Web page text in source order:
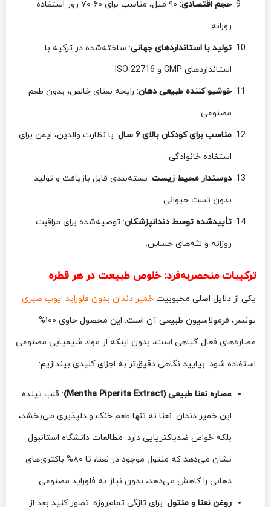
حجم اقتصادی
: ۹۰ میل، مناسب برای ۶۰-۷۰ روز استفاده
روزانه.
تولید با استانداردهای جهانی: ساخته‌شده در ترکیه با
استانداردهای GMP و ISO 22716.
خوشبو کننده طبیعی دهان: رایحه نعنای خالص، بدون طعم
مصنوعی.
مناسب برای کودکان بالای ۶ سال
: با نظارت والدین، ایمن برای
استفاده خانوادگی.
دوستدار محیط زیست: بسته‌بندی قابل بازیافت و تولید
بدون تست حیوانی.
تأییدشده توسط دندانپزشکان: توصیه‌شده برای مراقبت
روزانه و لثه‌های حساس.
ترکیبات منحصربه‌فرد: خلوص طبیعت در هر قطره
یکی از دلایل اصلی محبوبیت خمیر دندان بدون فلوراید ایوب صبری
تونسر، فرمولاسیون طبیعی آن است. این محصول حاوی ۱۰۰%
عصاره‌های فعال گیاهی است، بدون اینکه از مواد شیمیایی مصنوعی
استفاده شود. بیایید نگاهی دقیق‌تر به اجزای کلیدی بیندازیم:
عصاره نعنا طبیعی (Mentha Piperita Extract)
: قلب تپنده
این خمیر دندان. نعنا نه تنها طعم خنک و دلپذیری می‌بخشد،
بلکه خواص ضدباکتریایی دارد. مطالعات دانشگاه استانبول
نشان می‌دهد که منتول موجود در نعنا، تا ۸۰% باکتری‌های
دهانی را کاهش می‌دهد، بدون نیاز به فلوراید مصنوعی.
روغن نعنا و منتول: برای تازگی تمام‌روزه. تصور کنید بعد از